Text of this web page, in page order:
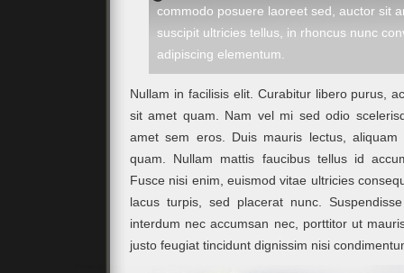
commodo posuere laoreet sed, auctor sit
suscipit ultricies tellus, in rhoncus nunc
adipiscing elementum.
Nullam in facilisis elit. Curabitur libero purus,
sit amet quam. Nam vel mi sed odio
amet sem eros. Duis mauris lectus,
quam. Nullam mattis faucibus tellus id
Fusce nisi enim, euismod vitae ultricies
lacus turpis, sed placerat nunc.
interdum nec accumsan nec, porttitor ut
justo feugiat tincidunt dignissim nisi